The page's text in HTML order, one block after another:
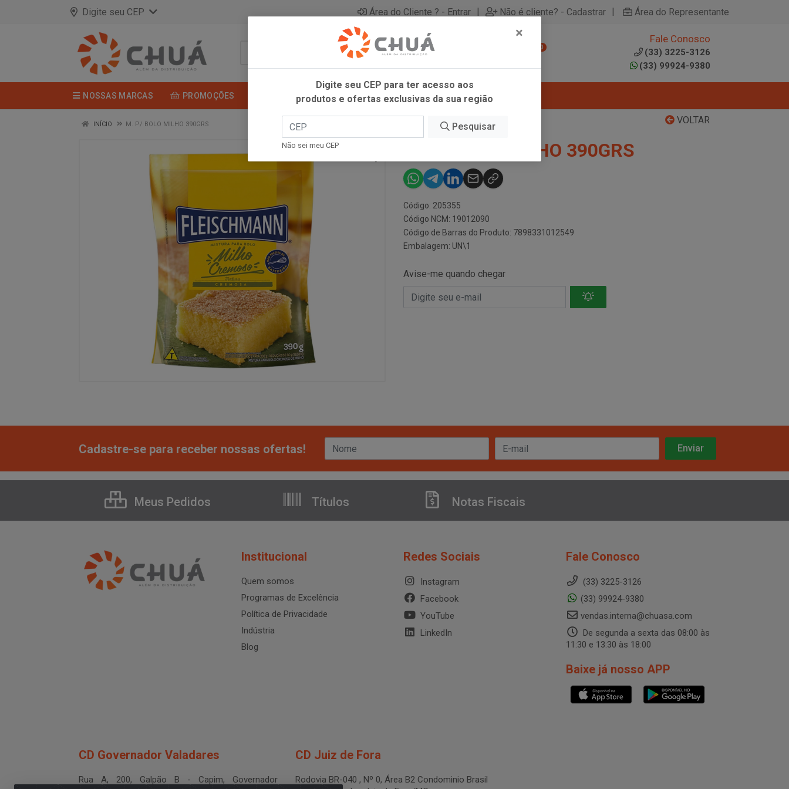
Digite seu CEP Área do Cliente ? - Entrar | Não é cliente? - Cadastrar | Área do Representante
0
Fale Conosco
(33) 3225-3126
(33) 99924-9380
NOSSAS MARCAS PROMOÇÕES
VOLTAR
INÍCIO M. P/ BOLO MILHO 390GRS
M. P/ BOLO MILHO 390GRS
Código: 205355
Código NCM: 19012090
Código de Barras do Produto: 7898331012549
Embalagem: UN\1
Avise-me quando chegar
Cadastre-se para receber nossas ofertas!
Meus Pedidos Títulos Notas Fiscais
Institucional
Quem somos
Programas de Excelência
Política de Privacidade
Indústria
Blog
Redes Sociais
Instagram
Facebook
YouTube
LinkedIn
Fale Conosco
(33) 3225-3126
(33) 99924-9380
vendas.interna@chuasa.com
De segunda a sexta das 08:00 às
11:30 e 13:30 às 18:00
Baixe já nosso APP
CD Governador Valadares
Rua A, 200, Galpão B - Capim, Governador
CD Juiz de Fora
Rodovia BR-040 , Nº 0, Área B2 Condominio Brasil
×
Digite seu CEP para ter acesso aos
produtos e ofertas exclusivas da sua região
Pesquisar
Não sei meu CEP